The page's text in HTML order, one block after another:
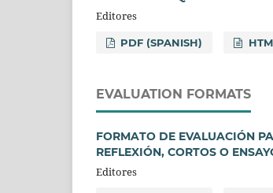
Editores
PDF (SPANISH)
EVALUATION FORMATS
FORMATO DE EVALUACIÓN
REFLEXIÓN, CORTOS O
Editores